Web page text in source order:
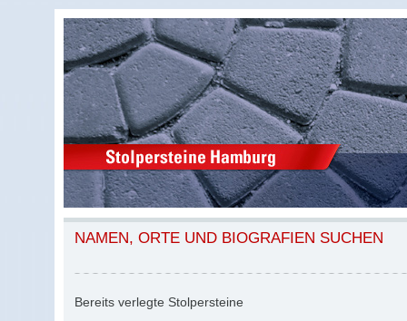
NAMEN, ORTE UND BIOGRAFIEN SUCHEN
Bereits verlegte Stolpersteine